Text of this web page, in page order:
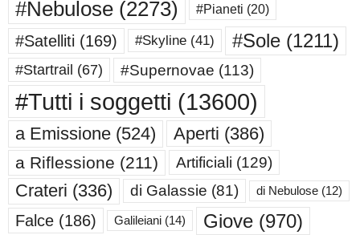
#Nebulose (2273) #Pianeti (20)
#Satelliti (169) #Skyline (41) #Sole (1211)
#Startrail (67) #Supernovae (113)
#Tutti i soggetti (13600)
a Emissione (524) Aperti (386)
a Riflessione (211) Artificiali (129)
Crateri (336) di Galassie (81) di Nebulose (12)
Falce (186) Galileiani (14) Giove (970)